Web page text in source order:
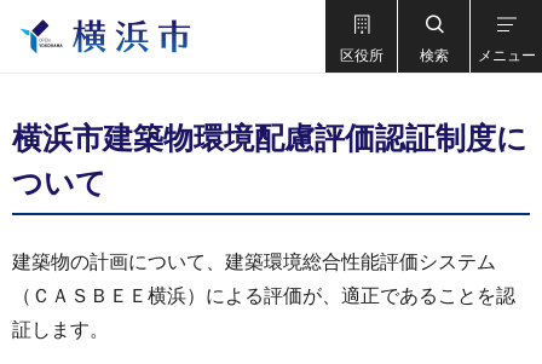
区役所 検索 メニュー
横浜市建築物環境配慮評価認証制度に
ついて
建築物の計画について、建築環境総合性能評価システム
（ＣＡＳＢＥＥ横浜）による評価が、適正であることを認
証します。